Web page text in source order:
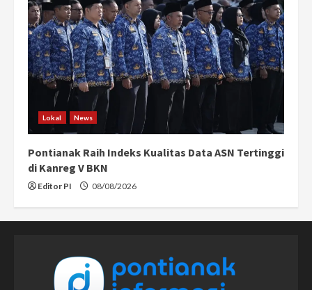
Lokal News
Pontianak Raih Indeks Kualitas Data ASN Tertinggi
di Kanreg V BKN
Editor PI 08/08/2026